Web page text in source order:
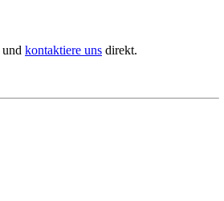
und kontaktiere uns direkt.